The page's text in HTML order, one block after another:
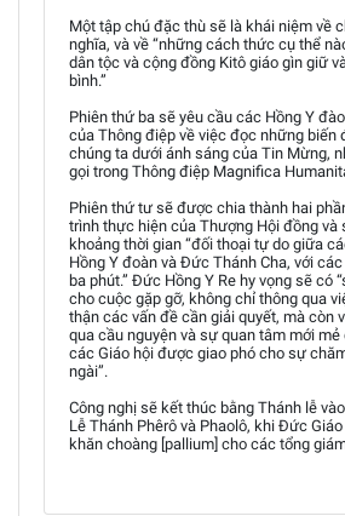
Một tập chú đặc thù sẽ là khái niệm về
nghĩa, và về “những cách thức cụ thể
dân tộc và cộng đồng Kitô giáo gìn giữ
bình.”
Phiên thứ ba sẽ yêu cầu các Hồng Y
của Thông điệp về việc đọc những biến
chúng ta dưới ánh sáng của Tin Mừng,
gọi trong Thông điệp Magnifica
Phiên thứ tư sẽ được chia thành hai
trình thực hiện của Thượng Hội đồng và
khoảng thời gian “đối thoại tự do giữa
Hồng Y đoàn và Đức Thánh Cha, với
ba phút.” Đức Hồng Y Re hy vọng sẽ có
cho cuộc gặp gỡ, không chỉ thông qua
thận các vấn đề cần giải quyết, mà còn
qua cầu nguyện và sự quan tâm mới
các Giáo hội được giao phó cho sự
ngài”.
Công nghị sẽ kết thúc bằng Thánh lễ
Lễ Thánh Phêrô và Phaolô, khi Đức
khăn choàng [pallium] cho các tổng